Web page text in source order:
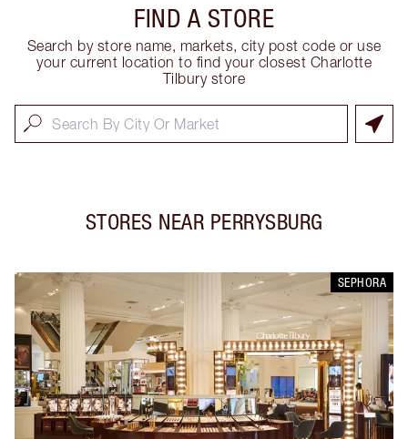
FIND A STORE
Search by store name, markets, city post code or use
your current location to find your closest Charlotte
Tilbury store
STORES NEAR PERRYSBURG
SEPHORA